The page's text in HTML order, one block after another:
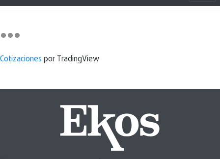
Cotizaciones por TradingView